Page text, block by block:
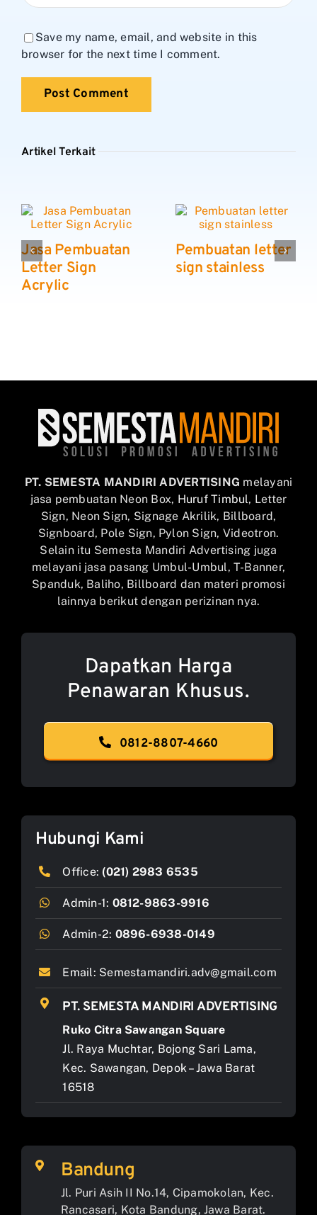
Save my name, email, and website in this
browser for the next time I comment.
Artikel Terkait
Jasa Pembuatan
Letter Sign
Acrylic
Pembuatan letter
sign stainless
PT. SEMESTA MANDIRI ADVERTISING melayani
jasa pembuatan Neon Box, Huruf Timbul, Letter
Sign, Neon Sign, Signage Akrilik, Billboard,
Signboard, Pole Sign, Pylon Sign, Videotron.
Selain itu Semesta Mandiri Advertising juga
melayani jasa pasang Umbul-Umbul, T-Banner,
Spanduk, Baliho, Billboard dan materi promosi
lainnya berikut dengan perizinan nya.
Dapatkan Harga
Penawaran Khusus.
0812-8807-4660
Hubungi Kami
Office: (021) 2983 6535
Admin-1: 0812-9863-9916
Admin-2: 0896-6938-0149
Email: Semestamandiri.adv@gmail.com
PT. SEMESTA MANDIRI ADVERTISING
Ruko Citra Sawangan Square
Jl. Raya Muchtar, Bojong Sari Lama,
Kec. Sawangan, Depok – Jawa Barat
16518
Bandung
Jl. Puri Asih II No.14, Cipamokolan, Kec.
Rancasari, Kota Bandung, Jawa Barat.